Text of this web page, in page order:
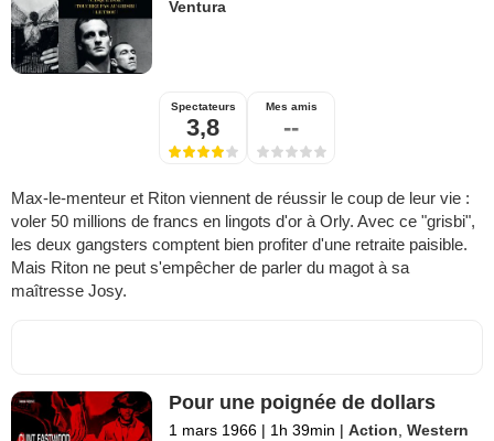
Ventura
Spectateurs
3,8
Mes amis
--
Max-le-menteur et Riton viennent de réussir le coup de leur vie :
voler 50 millions de francs en lingots d'or à Orly. Avec ce "grisbi",
les deux gangsters comptent bien profiter d'une retraite paisible.
Mais Riton ne peut s'empêcher de parler du magot à sa
maîtresse Josy.
Pour une poignée de dollars
1 mars 1966 | 1h 39min | Action ,Western